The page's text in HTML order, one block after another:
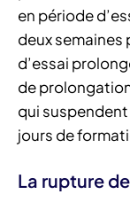
en période
deux
d’essai
de
qui
jours de
La rupture